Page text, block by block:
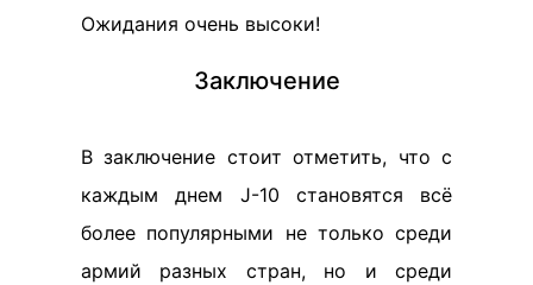
Ожидания очень высоки!
Заключение
В заключение стоит отметить, что с
каждым днем J-10 становятся всё
более популярными не только среди
армий разных стран, но и среди